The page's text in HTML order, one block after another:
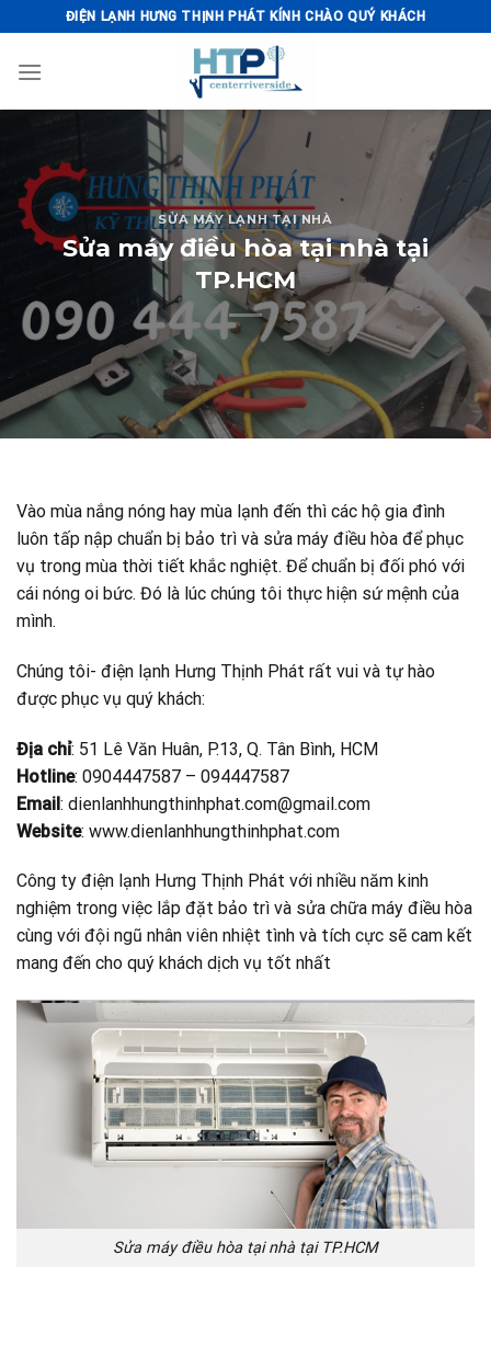
to
content
ĐIỆN LẠNH HƯNG THỊNH PHÁT KÍNH CHÀO QUÝ KHÁCH
SỬA MÁY LẠNH TẠI NHÀ
Sửa máy điều hòa tại nhà tại
TP.HCM
Vào mùa nắng nóng hay mùa lạnh đến thì các hộ gia đình
luôn tấp nập chuẩn bị bảo trì và sửa máy điều hòa để phục
vụ trong mùa thời tiết khắc nghiệt. Để chuẩn bị đối phó với
cái nóng oi bức. Đó là lúc chúng tôi thực hiện sứ mệnh của
mình.
Chúng tôi- điện lạnh Hưng Thịnh Phát rất vui và tự hào
được phục vụ quý khách:
Địa chỉ: 51 Lê Văn Huân, P.13, Q. Tân Bình, HCM
Hotline: 0904447587 – 094447587
Email: dienlanhhungthinhphat.com@gmail.com
Website: www.dienlanhhungthinhphat.com
Công ty điện lạnh Hưng Thịnh Phát với nhiều năm kinh
nghiệm trong việc lắp đặt bảo trì và sửa chữa máy điều hòa
cùng với đội ngũ nhân viên nhiệt tình và tích cực sẽ cam kết
mang đến cho quý khách dịch vụ tốt nhất
Sửa máy điều hòa tại nhà tại TP.HCM